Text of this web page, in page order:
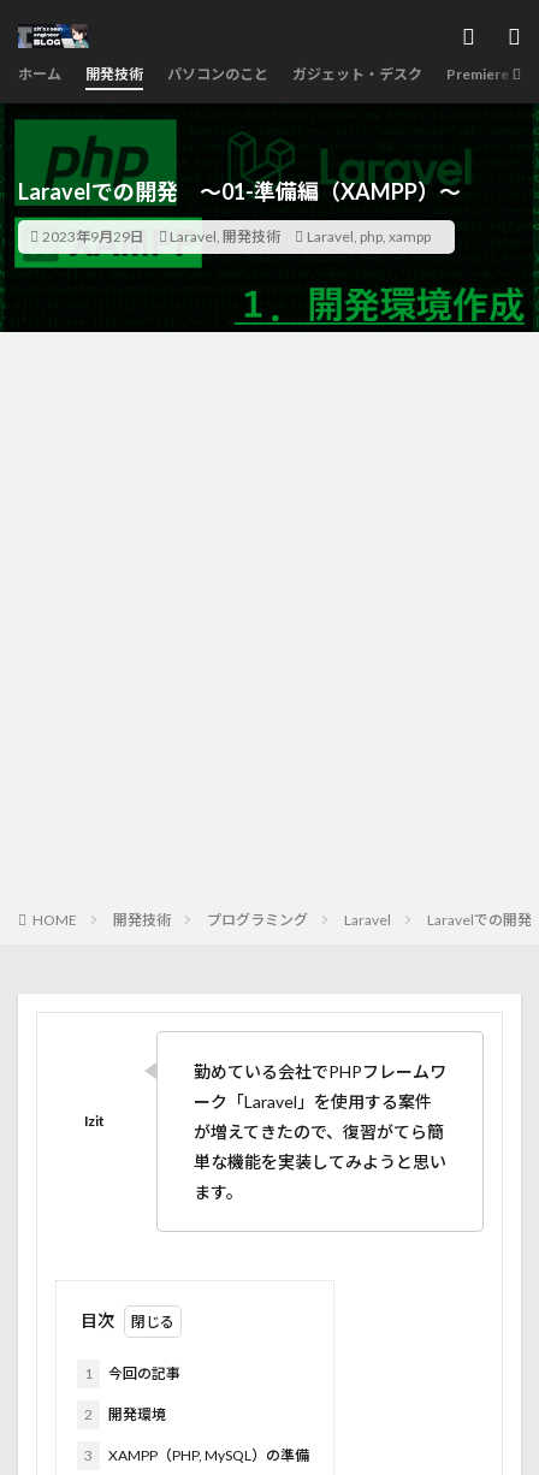
ホーム 開発技術 パソコンのこと ガジェット・デスク Premiere Pro
Laravelでの開発 ～01-準備編（XAMPP）～
2023年9月29日 Laravel, 開発技術 Laravel, php, xampp
HOME 開発技術 プログラミング Laravel Laravelでの開
勤めている会社でPHPフレームワ
ーク「Laravel」を使用する案件
が増えてきたので、復習がてら簡
単な機能を実装してみようと思い
ます。
目次
1 今回の記事
2 開発環境
3 XAMPP（PHP, MySQL）の準備